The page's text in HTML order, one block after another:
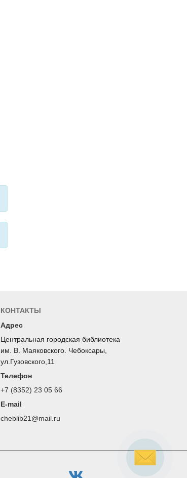
КОНТАКТЫ
Адрес
Центральная городская библиотека
им. В. Маяковского. Чебоксары,
ул.Гузовского,11
Телефон
+7 (8352) 23 05 66
E-mail
cheblib21@mail.ru